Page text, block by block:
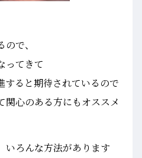
で、
ってきて
すると期待されているので
関心のある方にもオススメ
いろんな方法があります